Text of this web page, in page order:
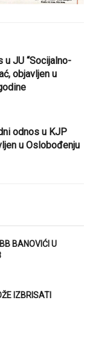
JU “Socijalno-
objavljen u
odnos u KJP
u Oslobođenju
BANOVIĆI U
IZBRISATI